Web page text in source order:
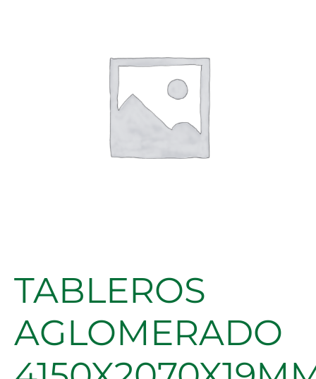
TABLEROS
AGLOMERADO